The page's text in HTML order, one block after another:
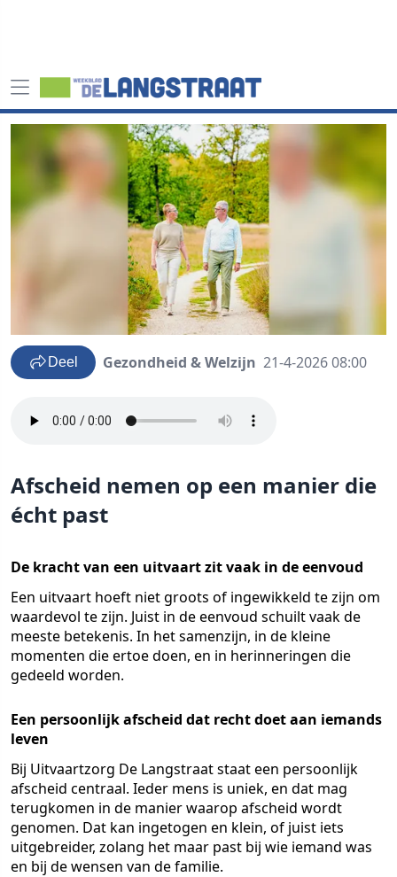
Deel Gezondheid & Welzijn 21-4-2026 08:00
Afscheid nemen op een manier die
écht past
De kracht van een uitvaart zit vaak in de eenvoud
Een uitvaart hoeft niet groots of ingewikkeld te zijn om
waardevol te zijn. Juist in de eenvoud schuilt vaak de
meeste betekenis. In het samenzijn, in de kleine
momenten die ertoe doen, en in herinneringen die
gedeeld worden.
Een persoonlijk afscheid dat recht doet aan iemands
leven
Bij Uitvaartzorg De Langstraat staat een persoonlijk
afscheid centraal. Ieder mens is uniek, en dat mag
terugkomen in de manier waarop afscheid wordt
genomen. Dat kan ingetogen en klein, of juist iets
uitgebreider, zolang het maar past bij wie iemand was
en bij de wensen van de familie.